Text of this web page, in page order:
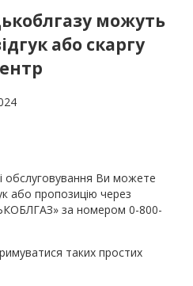
можуть
або скаргу
обслуговування Ви можете
або пропозицію через
за номером 0-800-
таких простих